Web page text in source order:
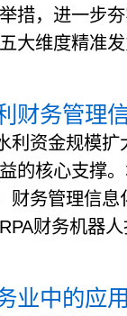
措，进一步
维度精准发
财务管理
利资金规模
的核心支撑
财务管理信
财务机器
业中的应